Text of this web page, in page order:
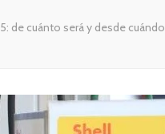
de cuánto será y desde cuándo